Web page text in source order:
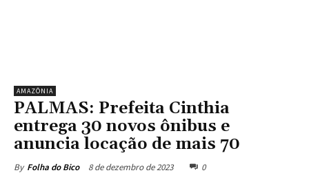
AMAZÔNIA
PALMAS: Prefeita Cinthia
entrega 30 novos ônibus e
anuncia locação de mais 70
By Folha do Bico 8 de dezembro de 2023 0